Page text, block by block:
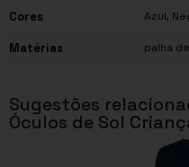
Cores Azul,
Matérias palha
Sugestões
Óculos de Sol